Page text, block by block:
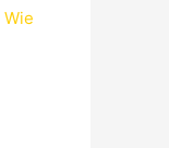
Wie